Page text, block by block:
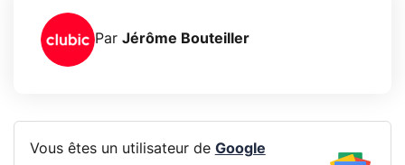
Par Jérôme Bouteiller
Vous êtes un utilisateur de Google